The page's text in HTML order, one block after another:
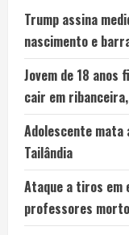
Trump assina
nascimento e
Jovem de 18
cair em
Adolescente mata
Tailândia
Ataque a tiros em
professores